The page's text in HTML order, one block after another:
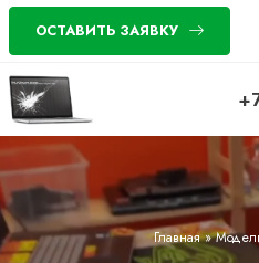
ОСТАВИТЬ ЗАЯВКУ
Главная»